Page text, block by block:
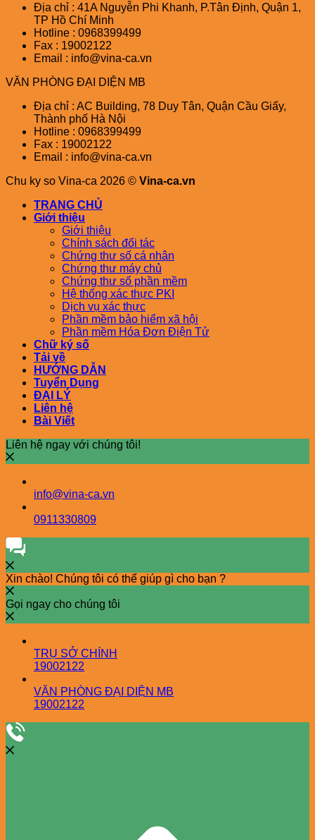
Địa chỉ : 41A Nguyễn Phi Khanh, P.Tân Định, Quận 1,
TP Hồ Chí Minh
Hotline : 0968399499
Fax : 19002122
Email : info@vina-ca.vn
VĂN PHÒNG ĐẠI DIỆN MB
Địa chỉ : AC Building, 78 Duy Tân, Quận Cầu Giấy,
Thành phố Hà Nội
Hotline : 0968399499
Fax : 19002122
Email : info@vina-ca.vn
Chu ky so Vina-ca 2026 © Vina-ca.vn
TRANG CHỦ
Giới thiệu
Giới thiệu
Chính sách đối tác
Chứng thư số cá nhân
Chứng thư máy chủ
Chứng thư số phần mềm
Hệ thống xác thực PKI
Dịch vụ xác thực
Phần mềm bảo hiểm xã hội
Phần mềm Hóa Đơn Điện Tử
Chữ ký số
Tải về
HƯỚNG DẪN
Tuyển Dụng
ĐẠI LÝ
Liên hệ
Bài Viết
Liên hệ ngay với chúng tôi!
info@vina-ca.vn
0911330809
Xin chào! Chúng tôi có thể giúp gì cho bạn ?
Gọi ngay cho chúng tôi
TRỤ SỞ CHÍNH
19002122
VĂN PHÒNG ĐẠI DIỆN MB
19002122